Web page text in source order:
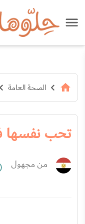
الصحة العامة
تحب نفسها
من مجهول